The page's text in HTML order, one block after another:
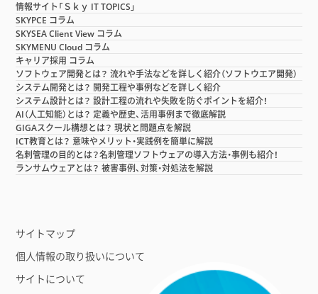
情報サイト「Ｓｋｙ IT TOPICS」
SKYPCE コラム
SKYSEA Client View コラム
SKYMENU Cloud コラム
キャリア採用 コラム
ソフトウェア開発とは？ 流れや手法などを詳しく紹介（ソフトウエア開発）
システム開発とは？ 開発工程や事例などを詳しく紹介
システム設計とは？ 設計工程の流れや失敗を防ぐポイントを紹介！
AI（人工知能）とは？ 定義や歴史、活用事例まで徹底解説
GIGAスクール構想とは？ 現状と問題点を解説
ICT教育とは？ 意味やメリット・実践例を簡単に解説
名刺管理の目的とは？名刺管理ソフトウェアの導入方法・事例も紹介！
ランサムウェアとは？ 被害事例、対策・対処法を解説
サイトマップ
個人情報の取り扱いについて
サイトについて